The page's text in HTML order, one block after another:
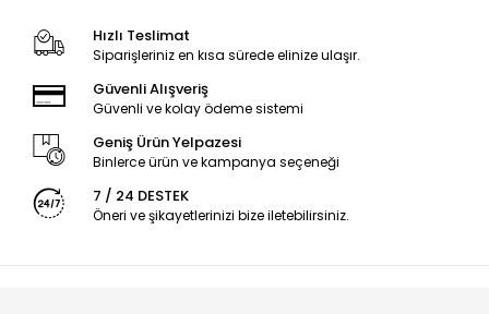
Hızlı Teslimat
Siparişleriniz en kısa sürede elinize ulaşır.
Güvenli Alışveriş
Güvenli ve kolay ödeme sistemi
Geniş Ürün Yelpazesi
Binlerce ürün ve kampanya seçeneği
7 / 24 DESTEK
Öneri ve şikayetlerinizi bize iletebilirsiniz.